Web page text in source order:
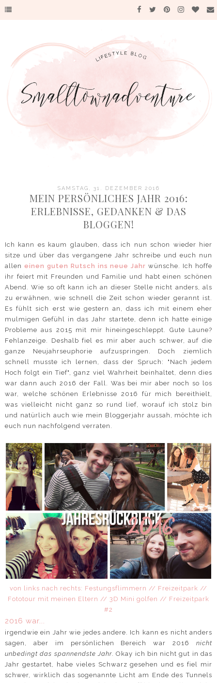
SAMSTAG, 31. DEZEMBER 2016
MEIN PERSÖNLICHES JAHR 2016:
ERLEBNISSE, GEDANKEN & DAS
BLOGGEN!
Ich kann es kaum glauben, dass ich nun schon wieder hier
sitze und über das vergangene Jahr schreibe und euch nun
allen einen guten Rutsch ins neue Jahrwünsche. Ich hoffe
ihr feiert mit Freunden und Familie und habt einen schönen
Abend. Wie so oft kann ich an dieser Stelle nicht anders, als
zu erwähnen, wie schnell die Zeit schon wieder gerannt ist.
Es fühlt sich erst wie gestern an, dass ich mit einem eher
mulmigen Gefühl in das Jahr startete, denn ich hatte einige
Probleme aus 2015 mit mir hineingeschleppt. Gute Laune?
Fehlanzeige. Deshalb fiel es mir aber auch schwer, auf die
ganze Neujahrseuphorie aufzuspringen. Doch ziemlich
schnell musste ich lernen, dass der Spruch: "Nach jedem
Hoch folgt ein Tief", ganz viel Wahrheit beinhaltet, denn dies
war dann auch 2016 der Fall. Was bei mir aber noch so los
war, welche schönen Erlebnisse 2016 für mich bereithielt,
was vielleicht nicht ganz so rund lief, worauf ich stolz bin
und natürlich auch wie mein Bloggerjahr aussah, möchte ich
euch nun nachfolgend verraten.
von links nach rechts: Festungsflimmern // Freizeitpark //
Fototour mit meinen Eltern // 3D Mini golfen // Freizeitpark
#2
2016 war...
irgendwie ein Jahr wie jedes andere. Ich kann es nicht anders
sagen, aber im persönlichen Bereich war 2016 nicht
unbedingt das spannendste Jahr. Okay ich bin nicht gut in das
Jahr gestartet, habe vieles Schwarz gesehen und es fiel mir
schwer, wirklich das sogenannte Licht am Ende des Tunnels